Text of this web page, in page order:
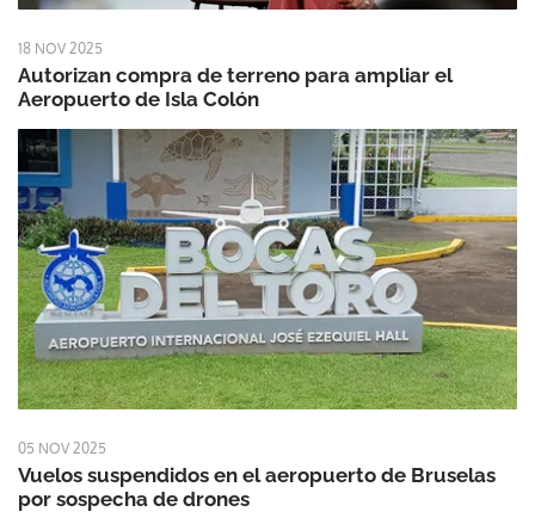
18 NOV 2025
Autorizan compra de terreno para ampliar el
Aeropuerto de Isla Colón
05 NOV 2025
Vuelos suspendidos en el aeropuerto de Bruselas
por sospecha de drones